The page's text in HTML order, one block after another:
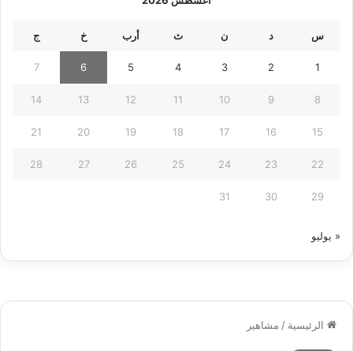
س د ن ث أرب خ ج
1
2
3
4
5
6
7
8
9
10
11
12
13
14
15
16
17
18
19
20
21
22
23
24
25
26
27
28
29
30
31
« يوليو